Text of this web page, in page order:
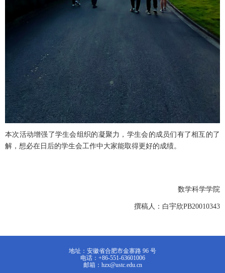
本次活动增强了学生会组织的凝聚力，学生会的成员们有了相互的了
解，想必在日后的学生会工作中大家能取得更好的成绩。
数学科学学院
撰稿人：白宇欣PB20010343
地址：安徽省合肥市金寨路 96 号
电话：+86-551-63601006
邮箱：hzx@ustc.edu.cn